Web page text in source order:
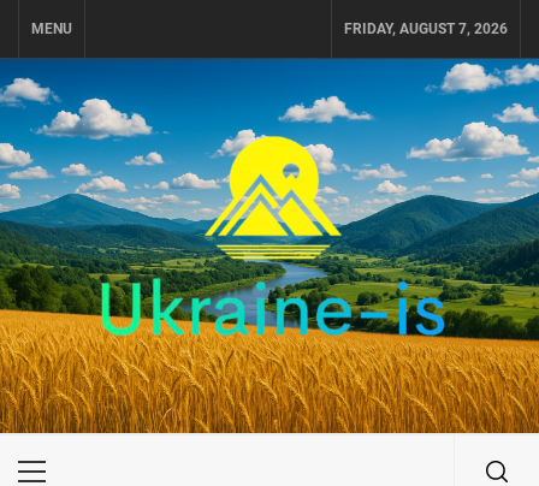
MENU FRIDAY, AUGUST 7, 2026
UKRAINE-IS
ПУТЕШЕСТВИЕ ПО УКРАИНЕ